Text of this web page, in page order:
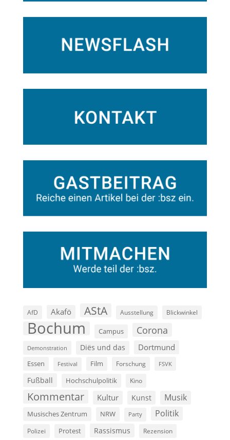
AfD Akafö AStA Ausstellung Blickwinkel
Bochum Campus Corona
Demonstration Diës und das Dortmund
Essen Festival Film Forschung FSVK
Fußball Hochschulpolitik Kino
Kommentar Kultur Kunst Musik
Musisches Zentrum NRW Party Politik
Polizei Protest Rassismus Rezension